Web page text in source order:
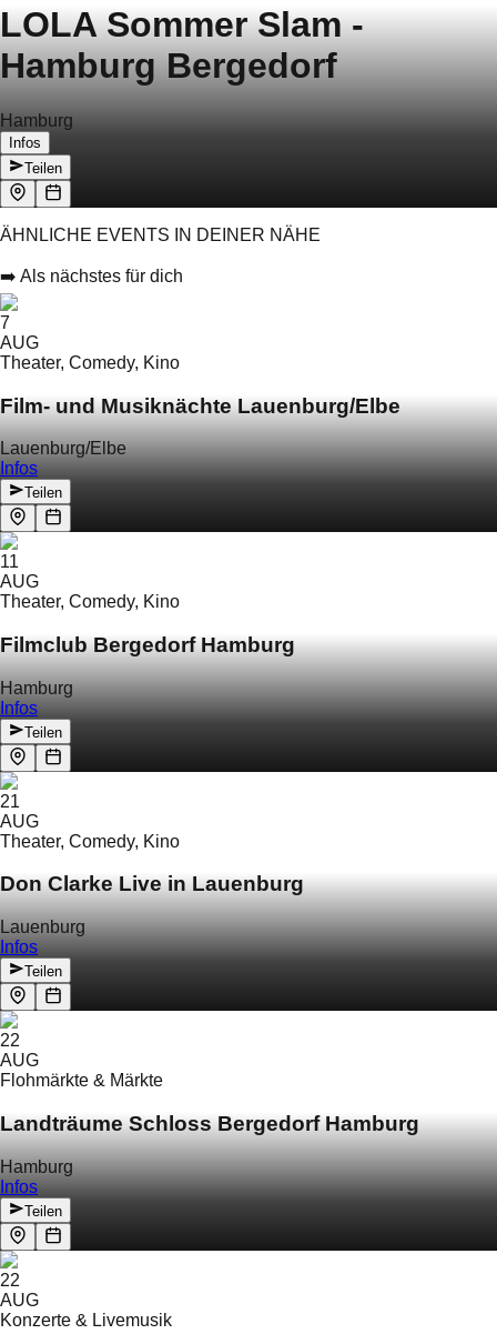
LOLA Sommer Slam -
Hamburg Bergedorf
Hamburg
Infos
Teilen
ÄHNLICHE EVENTS IN DEINER NÄHE
➡️ Als nächstes für dich
7
AUG
Theater, Comedy, Kino
Film- und Musiknächte Lauenburg/Elbe
Lauenburg/Elbe
Infos
Teilen
11
AUG
Theater, Comedy, Kino
Filmclub Bergedorf Hamburg
Hamburg
Infos
Teilen
21
AUG
Theater, Comedy, Kino
Don Clarke Live in Lauenburg
Lauenburg
Infos
Teilen
22
AUG
Flohmärkte & Märkte
Landträume Schloss Bergedorf Hamburg
Hamburg
Infos
Teilen
22
AUG
Konzerte & Livemusik